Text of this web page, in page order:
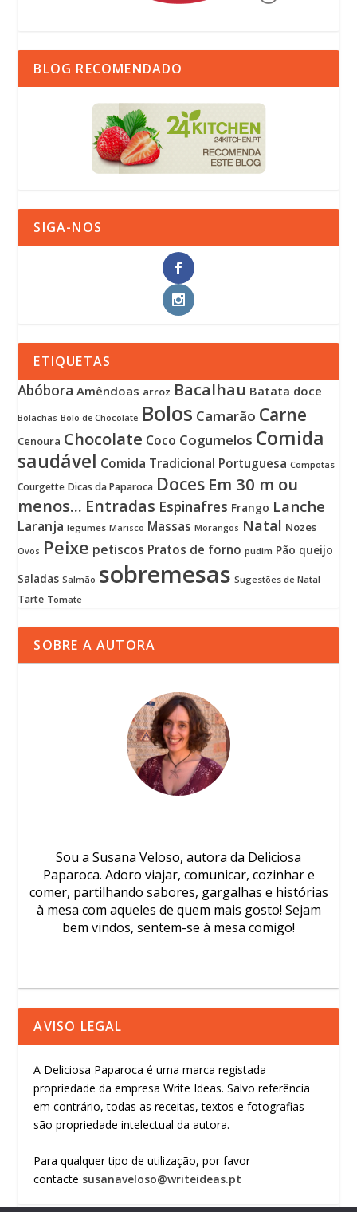
BLOG RECOMENDADO
SIGA-NOS
ETIQUETAS
Abóbora Amêndoas arroz Bacalhau Batata doce
Bolachas Bolo de Chocolate Bolos Camarão Carne
Cenoura Chocolate Coco Cogumelos Comida
saudável Comida Tradicional Portuguesa Compotas
Courgette Dicas da Paparoca Doces Em 30 m ou
menos... Entradas Espinafres Frango Lanche
Laranja legumes Marisco Massas Morangos Natal Nozes
Ovos Peixe petiscos Pratos de forno pudim Pão queijo
Saladas Salmão sobremesas Sugestões de Natal
Tarte Tomate
SOBRE A AUTORA
Sou a Susana Veloso, autora da Deliciosa
Paparoca. Adoro viajar, comunicar, cozinhar e
comer, partilhando sabores, gargalhas e histórias
à mesa com aqueles de quem mais gosto! Sejam
bem vindos, sentem-se à mesa comigo!
AVISO LEGAL
A Deliciosa Paparoca é uma marca registada
propriedade da empresa Write Ideas. Salvo referência
em contrário, todas as receitas, textos e fotografias
são propriedade intelectual da autora.
Para qualquer tipo de utilização, por favor
contacte susanaveloso@writeideas.pt